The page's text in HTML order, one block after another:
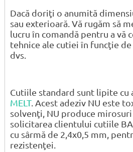
Dacă doriţi o anumită
sau exterioară. Vă rugăm să
lucru în comandă pentru a vă
tehnice ale cutiei în funcţie
dvs.
Cutiile standard sunt lipite cu
MELT. Acest adeziv NU este
solvenţi, NU produce mirosuri
solicitarea clientului cutiile
cu sârmă de 2,4x0,5 mm,
rezistenţei.